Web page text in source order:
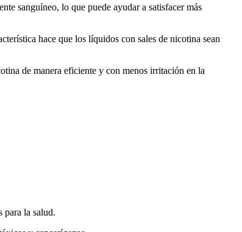
sanguíneo, lo que puede ayudar a satisfacer más
hace que los líquidos con sales de nicotina sean
de manera eficiente y con menos irritación en la
para la salud.